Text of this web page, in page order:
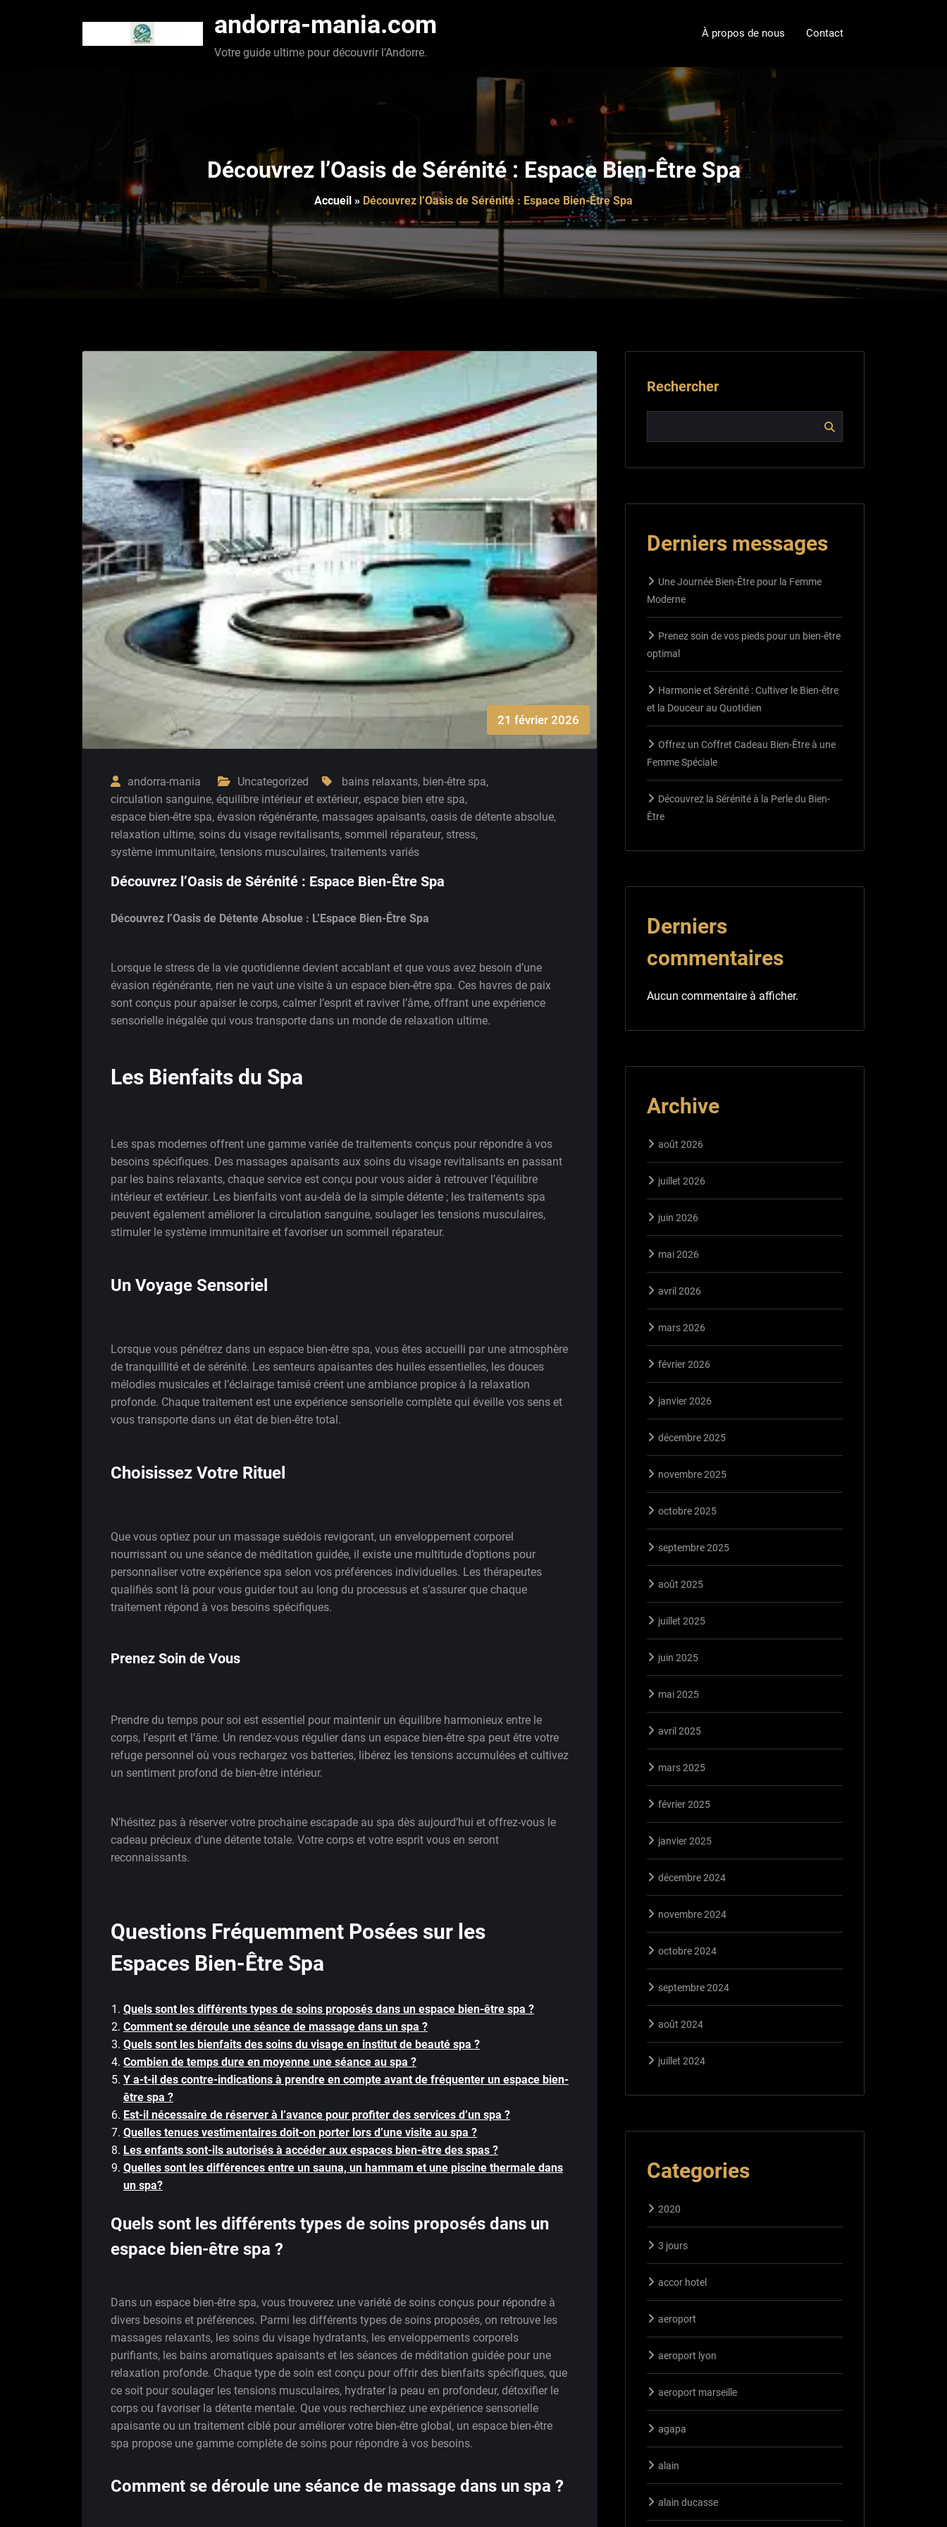
andorra-mania.com
Votre guide ultime pour découvrir l'Andorre.
À propos de nous Contact
Découvrez l’Oasis de Sérénité : Espace Bien-Être Spa
Accueil » Découvrez l’Oasis de Sérénité : Espace Bien-Être Spa
21 février 2026
andorra-mania Uncategorized bains relaxants, bien-être spa,
circulation sanguine, équilibre intérieur et extérieur, espace bien etre spa,
espace bien-être spa, évasion régénérante, massages apaisants, oasis de détente absolue,
relaxation ultime, soins du visage revitalisants, sommeil réparateur, stress,
système immunitaire, tensions musculaires, traitements variés
Découvrez l’Oasis de Sérénité : Espace Bien-Être Spa
Découvrez l’Oasis de Détente Absolue : L’Espace Bien-Être Spa
Lorsque le stress de la vie quotidienne devient accablant et que vous avez besoin d’une
évasion régénérante, rien ne vaut une visite à un espace bien-être spa. Ces havres de paix
sont conçus pour apaiser le corps, calmer l’esprit et raviver l’âme, offrant une expérience
sensorielle inégalée qui vous transporte dans un monde de relaxation ultime.
Les Bienfaits du Spa
Les spas modernes offrent une gamme variée de traitements conçus pour répondre à vos
besoins spécifiques. Des massages apaisants aux soins du visage revitalisants en passant
par les bains relaxants, chaque service est conçu pour vous aider à retrouver l’équilibre
intérieur et extérieur. Les bienfaits vont au-delà de la simple détente ; les traitements spa
peuvent également améliorer la circulation sanguine, soulager les tensions musculaires,
stimuler le système immunitaire et favoriser un sommeil réparateur.
Un Voyage Sensoriel
Lorsque vous pénétrez dans un espace bien-être spa, vous êtes accueilli par une atmosphère
de tranquillité et de sérénité. Les senteurs apaisantes des huiles essentielles, les douces
mélodies musicales et l’éclairage tamisé créent une ambiance propice à la relaxation
profonde. Chaque traitement est une expérience sensorielle complète qui éveille vos sens et
vous transporte dans un état de bien-être total.
Choisissez Votre Rituel
Que vous optiez pour un massage suédois revigorant, un enveloppement corporel
nourrissant ou une séance de méditation guidée, il existe une multitude d’options pour
personnaliser votre expérience spa selon vos préférences individuelles. Les thérapeutes
qualifiés sont là pour vous guider tout au long du processus et s’assurer que chaque
traitement répond à vos besoins spécifiques.
Prenez Soin de Vous
Prendre du temps pour soi est essentiel pour maintenir un équilibre harmonieux entre le
corps, l’esprit et l’âme. Un rendez-vous régulier dans un espace bien-être spa peut être votre
refuge personnel où vous rechargez vos batteries, libérez les tensions accumulées et cultivez
un sentiment profond de bien-être intérieur.
N’hésitez pas à réserver votre prochaine escapade au spa dès aujourd’hui et offrez-vous le
cadeau précieux d’une détente totale. Votre corps et votre esprit vous en seront
reconnaissants.
Questions Fréquemment Posées sur les
Espaces Bien-Être Spa
Quels sont les différents types de soins proposés dans un espace bien-être spa ?
Comment se déroule une séance de massage dans un spa ?
Quels sont les bienfaits des soins du visage en institut de beauté spa ?
Combien de temps dure en moyenne une séance au spa ?
Y a-t-il des contre-indications à prendre en compte avant de fréquenter un espace bien-
être spa ?
Est-il nécessaire de réserver à l’avance pour profiter des services d’un spa ?
Quelles tenues vestimentaires doit-on porter lors d’une visite au spa ?
Les enfants sont-ils autorisés à accéder aux espaces bien-être des spas ?
Quelles sont les différences entre un sauna, un hammam et une piscine thermale dans
un spa?
Quels sont les différents types de soins proposés dans un
espace bien-être spa ?
Dans un espace bien-être spa, vous trouverez une variété de soins conçus pour répondre à
divers besoins et préférences. Parmi les différents types de soins proposés, on retrouve les
massages relaxants, les soins du visage hydratants, les enveloppements corporels
purifiants, les bains aromatiques apaisants et les séances de méditation guidée pour une
relaxation profonde. Chaque type de soin est conçu pour offrir des bienfaits spécifiques, que
ce soit pour soulager les tensions musculaires, hydrater la peau en profondeur, détoxifier le
corps ou favoriser la détente mentale. Que vous recherchiez une expérience sensorielle
apaisante ou un traitement ciblé pour améliorer votre bien-être global, un espace bien-être
spa propose une gamme complète de soins pour répondre à vos besoins.
Comment se déroule une séance de massage dans un spa ?
Rechercher
Derniers messages
Une Journée Bien-Être pour la Femme
Moderne
Prenez soin de vos pieds pour un bien-être
optimal
Harmonie et Sérénité : Cultiver le Bien-être
et la Douceur au Quotidien
Offrez un Coffret Cadeau Bien-Être à une
Femme Spéciale
Découvrez la Sérénité à la Perle du Bien-
Être
Derniers
commentaires
Aucun commentaire à afficher.
Archive
août 2026
juillet 2026
juin 2026
mai 2026
avril 2026
mars 2026
février 2026
janvier 2026
décembre 2025
novembre 2025
octobre 2025
septembre 2025
août 2025
juillet 2025
juin 2025
mai 2025
avril 2025
mars 2025
février 2025
janvier 2025
décembre 2024
novembre 2024
octobre 2024
septembre 2024
août 2024
juillet 2024
Categories
2020
3 jours
accor hotel
aeroport
aeroport lyon
aeroport marseille
agapa
alain
alain ducasse